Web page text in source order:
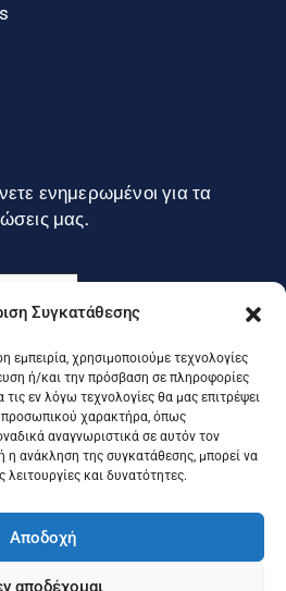
Συγκατάθεσης
εμπειρία, χρησιμοποιούμε τεχνολογίες
ή/και την πρόσβαση σε πληροφορίες
εν λόγω τεχνολογίες θα μας επιτρέψει
προσωπικού χαρακτήρα, όπως
αναγνωριστικά σε αυτόν τον
η ανάκληση της συγκατάθεσης, μπορεί να
λειτουργίες και δυνατότητες.
Αποδοχή
αποδέχομαι
ενημερωμένοι για τα
μας.
social